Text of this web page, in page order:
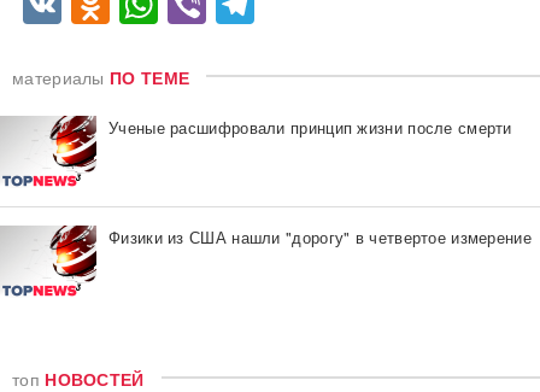
материалы ПО ТЕМЕ
Ученые расшифровали принцип жизни после смерти
Физики из США нашли "дорогу" в четвертое измерение
топ НОВОСТЕЙ